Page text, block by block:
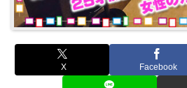
X Facebook